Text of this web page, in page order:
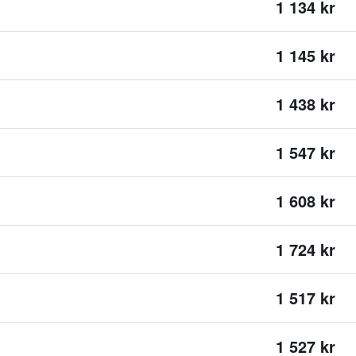
1 134 kr
1 145 kr
1 438 kr
1 547 kr
1 608 kr
1 724 kr
1 517 kr
1 527 kr